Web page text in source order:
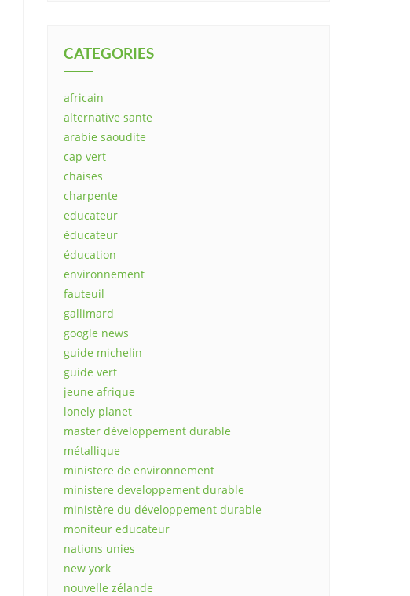
CATEGORIES
africain
alternative sante
arabie saoudite
cap vert
chaises
charpente
educateur
éducateur
éducation
environnement
fauteuil
gallimard
google news
guide michelin
guide vert
jeune afrique
lonely planet
master développement durable
métallique
ministere de environnement
ministere developpement durable
ministère du développement durable
moniteur educateur
nations unies
new york
nouvelle zélande